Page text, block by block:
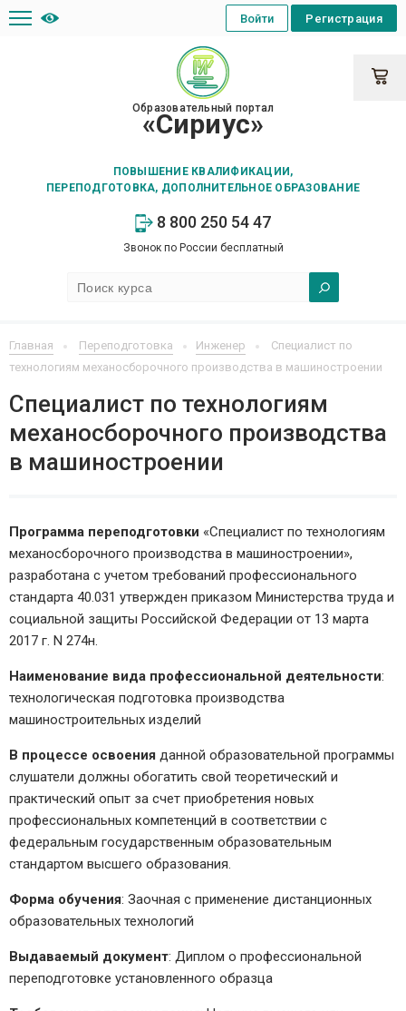
Образовательный портал
«Сириус»
ПОВЫШЕНИЕ КВАЛИФИКАЦИИ,
ПЕРЕПОДГОТОВКА, ДОПОЛНИТЕЛЬНОЕ ОБРАЗОВАНИЕ
8 800 250 54 47
Звонок по России бесплатный
Регистрация
Войти
Главная Переподготовка Инженер
Специалист по
технологиям механосборочного производства в машиностроении
Специалист по технологиям
механосборочного производства
в машиностроении
Программа переподготовки «Специалист по технологиям
механосборочного производства в машиностроении»,
разработана с учетом требований профессионального
стандарта 40.031 утвержден приказом Министерства труда и
социальной защиты Российской Федерации от 13 марта
2017 г. N 274н.
Наименование вида профессиональной деятельности:
технологическая подготовка производства
машиностроительных изделий
В процессе освоения данной образовательной программы
слушатели должны обогатить свой теоретический и
практический опыт за счет приобретения новых
профессиональных компетенций в соответствии с
федеральным государственным образовательным
стандартом высшего образования.
Форма обучения: Заочная с применение дистанционных
образовательных технологий
Выдаваемый документ: Диплом о профессиональной
переподготовке установленного образца